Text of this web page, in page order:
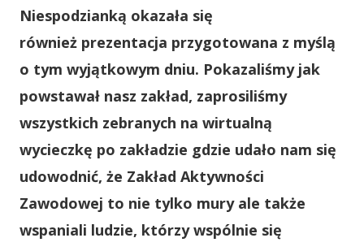
Niespodzianką okazała się
również prezentacja przygotowana z myślą
o tym wyjątkowym dniu. Pokazaliśmy jak
powstawał nasz zakład, zaprosiliśmy
wszystkich zebranych na wirtualną
wycieczkę po zakładzie gdzie udało nam się
udowodnić, że Zakład Aktywności
Zawodowej to nie tylko mury ale także
wspaniali ludzie, którzy wspólnie się